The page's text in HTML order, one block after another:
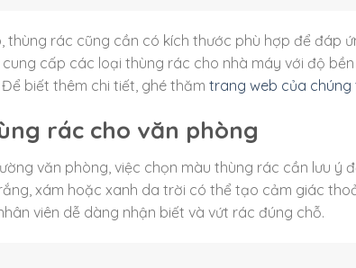
thùng rác cũng cần có kích thước phù hợp để đáp
cung cấp các loại thùng rác cho nhà máy với độ
biết thêm chi tiết, ghé thăm trang web của chúng
rác cho văn phòng
văn phòng, việc chọn màu thùng rác cần lưu ý
xám hoặc xanh da trời có thể tạo cảm giác
viên dễ dàng nhận biết và vứt rác đúng chỗ.